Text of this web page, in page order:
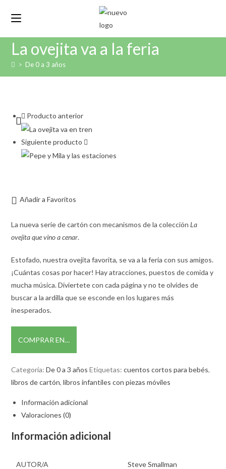
La ovejita va a la feria
> De 0 a 3 años
Producto anterior
Siguiente producto
Añadir a Favoritos
La nueva serie de cartón con mecanismos de la colecciónLa
ovejita que vino a cenar.
Estofado, nuestra ovejita favorita, se va a la feria con sus amigos.
¡Cuántas cosas por hacer! Hay atracciones, puestos de comida y
mucha música. Diviertete con cada página y no te olvides de
buscar a la ardilla que se esconde en los lugares más
inesperados.
COMPRAR EN…
Categoría:De 0 a 3 años Etiquetas:cuentos cortos para bebés,
libros de cartón,libros infantiles con piezas móviles
Información adicional
Valoraciones (0)
Información adicional
AUTOR/A Steve Smallman